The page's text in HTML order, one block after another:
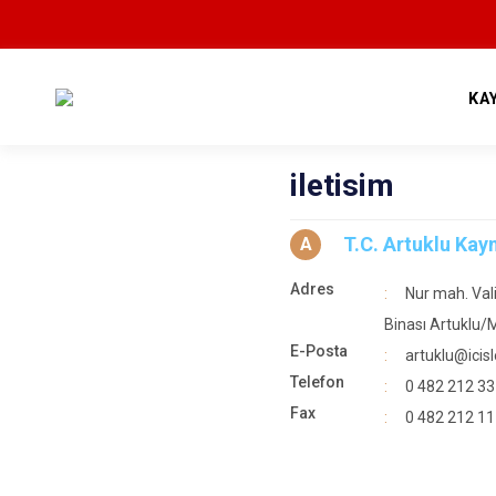
iletisim
A T.C. Artuklu
Adres
Nur mah.
Binası Artuklu/
E-Posta
Telefon
0 482 212
Fax
0 482 212